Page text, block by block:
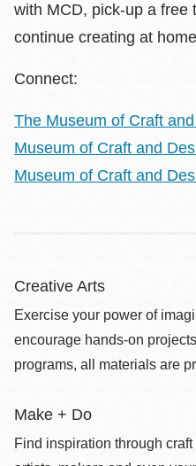
with MCD, pick-up a free
continue creating at
Connect:
The Museum of Craft
Museum of Craft and
Museum of Craft and
Creative Arts
Exercise your power of
encourage hands-on
programs, all materials are
Make + Do
Find inspiration through